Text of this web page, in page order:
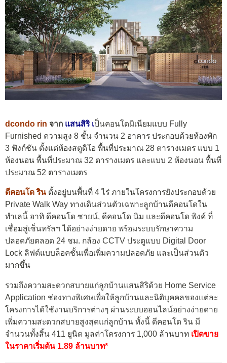
dcondo rin จาก แสนสิริ เป็นคอนโดมิเนียมแบบ Fully
Furnished ความสูง 8 ชั้น จำนวน 2 อาคาร ประกอบด้วยห้องพัก
3 ฟังก์ชัน ตั้งแต่ห้องสตูดิโอ พื้นที่ประมาณ 28 ตารางเมตร แบบ 1
ห้องนอน พื้นที่ประมาณ 32 ตารางเมตร และแบบ 2 ห้องนอน พื้นที่
ประมาณ 52 ตารางเมตร
ดีคอนโด ริน ตั้งอยู่บนพื้นที่ 4 ไร่ ภายในโครงการยังประกอบด้วย
Private Walk Way ทางเดินส่วนตัวเฉพาะลูกบ้านดีคอนโดใน
ทำเลนี้ อาทิ ดีคอนโด ซายน์, ดีคอนโด นิม และดีคอนโด พิงค์ ที่
เชื่อมสู่เซ็นทรัลฯ ได้อย่างง่ายดาย พร้อมระบบรักษาความ
ปลอดภัยตลอด 24 ชม. กล้อง CCTV ประตูแบบ Digital Door
Lock ลิฟต์แบบล็อคชั้นเพื่อเพิ่มความปลอดภัย และเป็นส่วนตัว
มากขึ้น
รวมถึงความสะดวกสบายแก่ลูกบ้านแสนสิริด้วย Home Service
Application ช่องทางพิเศษเพื่อให้ลูกบ้านและนิติบุคคลของแต่ละ
โครงการได้ใช้งานบริการต่างๆ ผ่านระบบออนไลน์อย่างง่ายดาย
เพิ่มความสะดวกสบายสูงสุดแก่ลูกบ้าน ทั้งนี้ ดีคอนโด ริน มี
จำนวนทั้งสิ้น 411 ยูนิต มูลค่าโครงการ 1,000 ล้านบาท เปิดขาย
ในราคาเริ่มต้น 1.89 ล้านบาท*